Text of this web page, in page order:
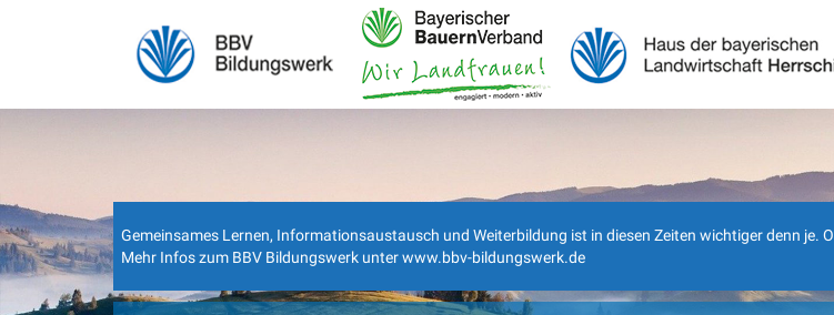
Gemeinsames Lernen, Informationsaustausch und Weiterbildung ist in diesen Zeiten wichtiger denn je.
Mehr Infos zum BBV Bildungswerk unterwww.bbv-bildungswerk.de